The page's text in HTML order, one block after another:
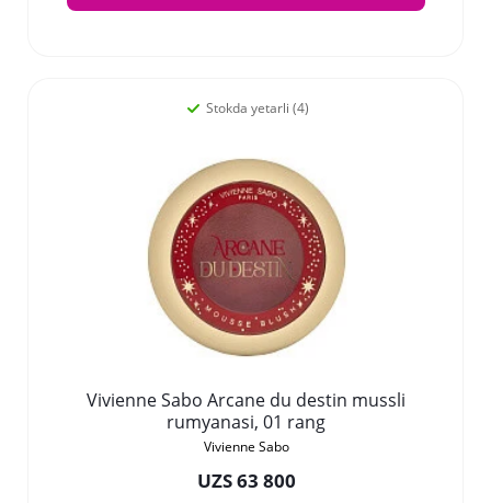
Stokda yetarli (4)
Vivienne Sabo Arcane du destin mussli
rumyanasi, 01 rang
Vivienne Sabo
UZS 63 800